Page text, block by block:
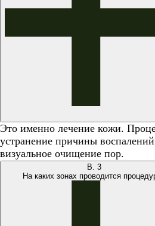
Это именно лечение кожи.
устранение причины
визуальное очищение пор.
В. 3
На каких зонах проводится